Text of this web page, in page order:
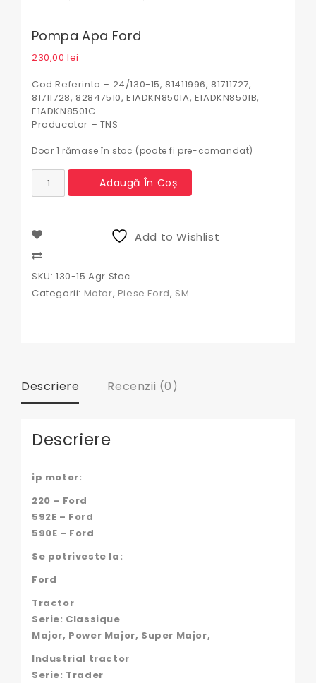
Pompa Apa Ford
230,00lei
Cod Referinta – 24/130-15, 81411996, 81711727,
81711728, 82847510, E1ADKN8501A, E1ADKN8501B,
E1ADKN8501C
Producator – TNS
Doar 1 rămase în stoc (poate fi pre-comandat)
Cantitate
Pompa
Adaugă În Coș
Add to Wishlist
SKU: 130-15 Agr Stoc
Categorii: Motor, Piese Ford, SM
Descriere Recenzii (0)
Descriere
ip motor:
220 – Ford
592E – Ford
590E – Ford
Se potriveste la:
Ford
Tractor
Serie: Classique
Major, Power Major, Super Major,
Industrial tractor
Serie: Trader